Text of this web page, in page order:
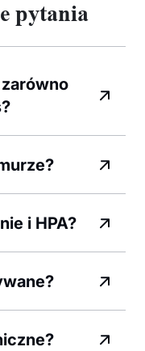
pytania
i HPA?